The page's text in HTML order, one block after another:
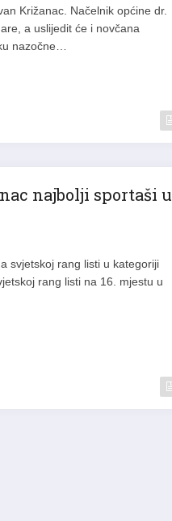
Križanac. Načelnik općine dr.
a uslijedit će i novčana
nazočne…
najbolji sportaši u
svjetskoj rang listi u kategoriji
rang listi na 16. mjestu u